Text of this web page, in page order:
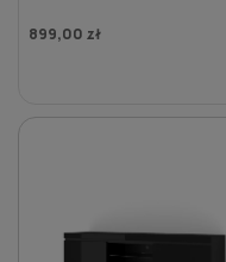
899,00 zł